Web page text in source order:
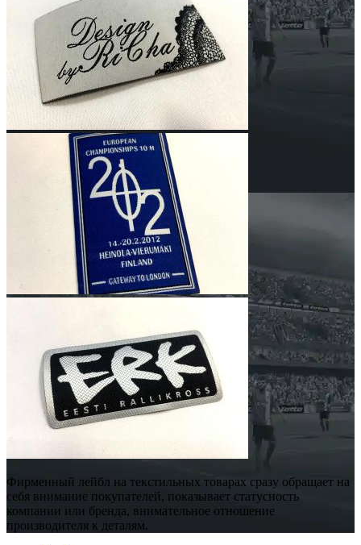
Фирменный лейбл на текстильных товарах сразу обращает на
себя внимание покупателей, показывает статусность
компании или бренда, внимательное отношение
производителя к деталям.